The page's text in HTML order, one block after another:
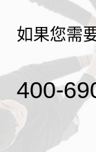
如果您需
400-